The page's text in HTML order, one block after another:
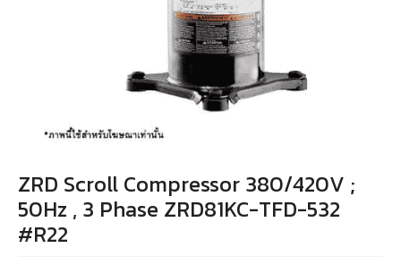
ZRD Scroll Compressor 380/420V ;
50Hz , 3 Phase ZRD81KC-TFD-532
#R22